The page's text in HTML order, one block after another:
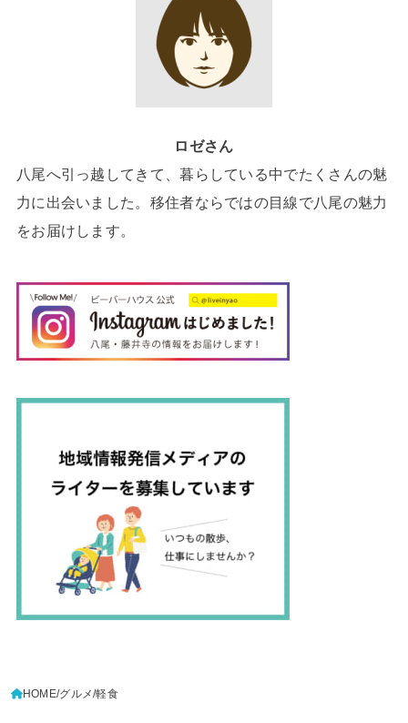
ロゼさん
八尾へ引っ越してきて、暮らしている中でたくさんの魅
力に出会いました。移住者ならではの目線で八尾の魅力
をお届けします。
HOME グルメ 軽食